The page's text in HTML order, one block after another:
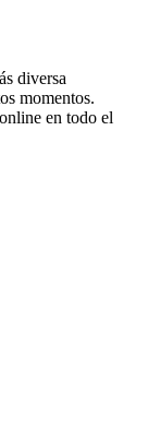
diversa
momentos.
en todo el